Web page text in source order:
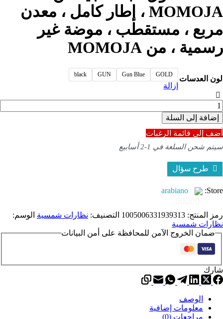
MOMOJA ، إطار كامل ، معدن
مربع ، مستقطب ، موضة غير
رسمية ، من MOMOJA
لون العدسات GOLD
Gun Blue
GUN
black
إزالة
كمية
نظارات
شمسية
للرجال
مضادة
للاشعة
البنفسجية
من
،
كامل
،
معدن
مربع
مستقطب
،
موضة
غير
إضافة إلى السلة
أضف إلى قائمة الرغبات
سيتم شحن السلعة في 1-2 أسابيع
طرح سؤال
Store:
arabiano
0
out
of
رمز المنتج: 1005006331939313 التصنيف: نظارات شمسية الوسم:
نظارات شمسية
ضمان الخروج الآمن للمحافظة على أمن البيانات
شارك
الوصف
معلومات إضافية
مراجعات (0)